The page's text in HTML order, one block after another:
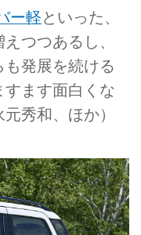
ー軽といった、
つつあるし、
発展を続ける
ます面白くな
秀和、ほか）